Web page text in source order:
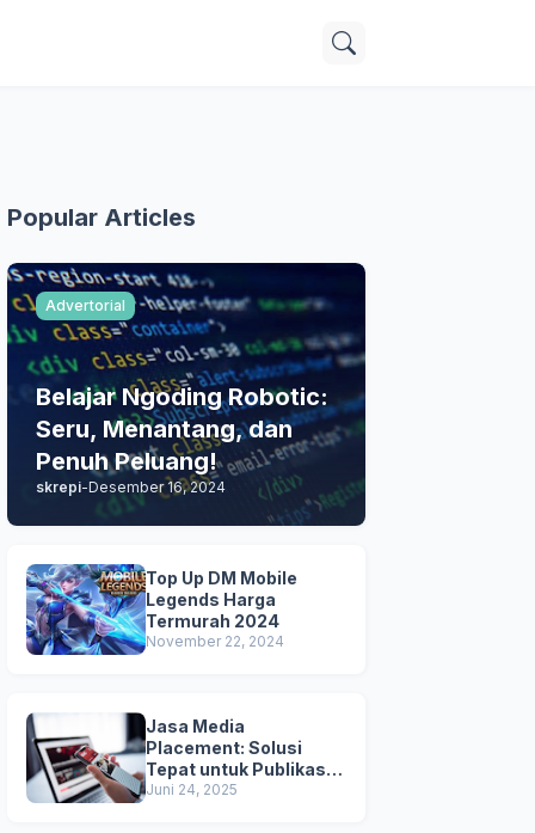
Popular Articles
Advertorial
Belajar Ngoding Robotic:
Seru, Menantang, dan
Penuh Peluang!
skrepi-Desember 16, 2024
Top Up DM Mobile
Legends Harga
Termurah 2024
November 22, 2024
Jasa Media
Placement: Solusi
Tepat untuk Publikasi &
Kredibilitas Brand
Juni 24, 2025